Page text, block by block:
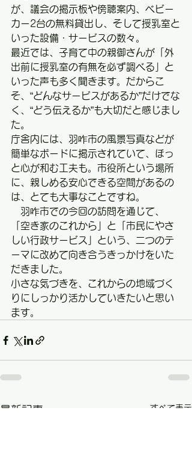
が、議会の掲示板や傍聴案内、ベビー
カー2台の無料貸出し、そして授乳室と
いった設備・サービスの数々。
最近では、子育て中の親御さんが「外
出前に授乳室の有無を必ず調べる」と
いった声も多く聞きます。だからこ
そ、“どんなサービスがあるか”だけでな
く、“どう伝えるか”も大切だと感じまし
た。
庁舎内には、羽咋市の風景写真などが
簡単なボードに掲示されていて、ほっ
と心が和む工夫も。市役所という場所
に、親しめる安心できる空間があるの
は、とても大事なことですね。
羽咋市での今回の訪問を通じて、
「空き家のこれから」と「市民にやさ
しい行政サービス」という、二つのテ
ーマに改めて向き合うきっかけをいた
だきました。
小さな気づきを、これからの地域づく
りにしっかり活かしていきたいと思い
ます。
最新記事 すべて表示